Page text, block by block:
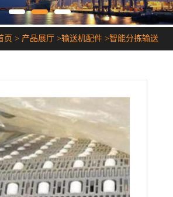
页 > 产品展厅 >输送机配件 >智能分拣输送